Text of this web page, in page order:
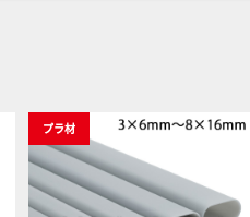
プラ材